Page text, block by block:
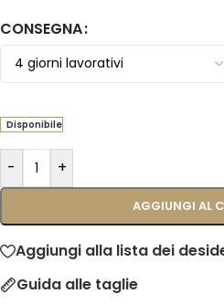
CONSEGNA
Disponibile
- +
AGGIUNGI AL
Aggiungi alla lista dei
Guida alle taglie